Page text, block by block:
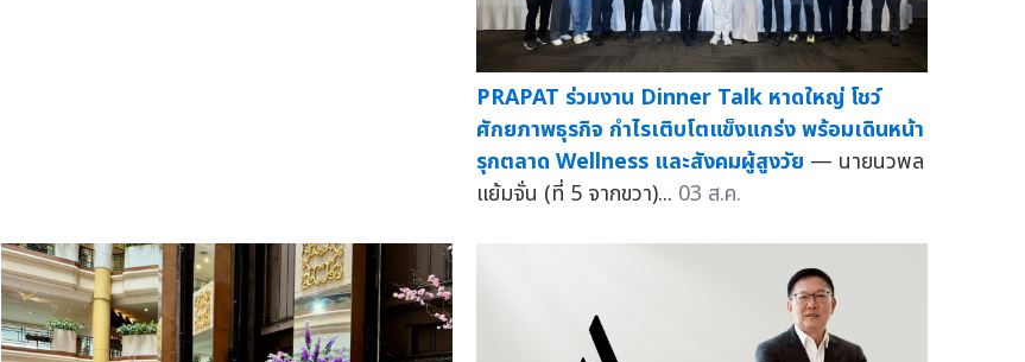
PRAPAT ร่วมงาน Dinner Talk หาดใหญ่ โชว์
ศักยภาพธุรกิจ กำไรเติบโตแข็งแกร่ง พร้อมเดินหน้า
รุกตลาด Wellness และสังคมผู้สูงวัย — นายนวพล
แย้มจั่น (ที่ 5 จากขวา)... 03 ส.ค.